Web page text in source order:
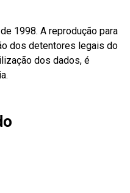
1998. A reprodução para
dos detentores legais do
dos dados, é